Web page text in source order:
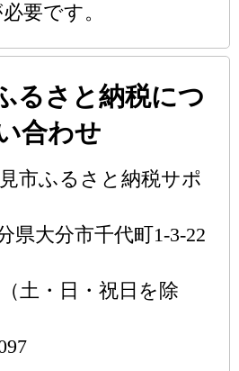
要です。
さと納税につ
合わせ
市ふるさと納税サポ
県大分市千代町1-3-22
土・日・祝日を除